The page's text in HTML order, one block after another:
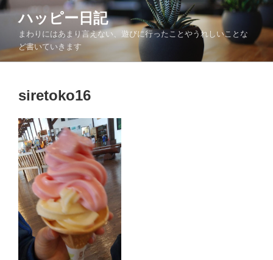
コ
ン
ツ
ハッピー日記
まわりにはあまり言えない、遊びに行ったことやうれしいことな
ど書いていきます
siretoko16